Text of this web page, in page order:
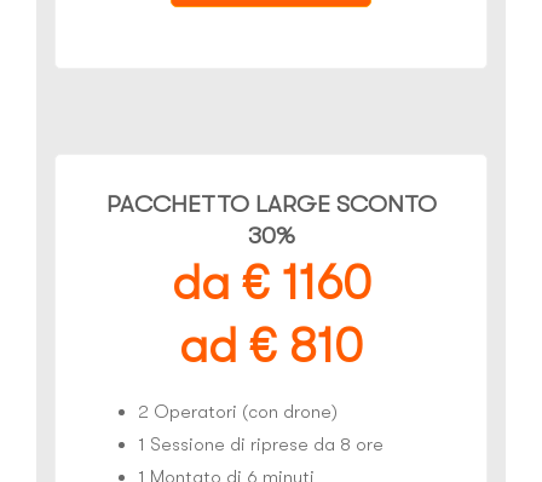
PACCHETTO LARGE SCONTO
30%
da € 1160
ad € 810
2 Operatori (con drone)
1 Sessione di riprese da 8 ore
1 Montato di 6 minuti